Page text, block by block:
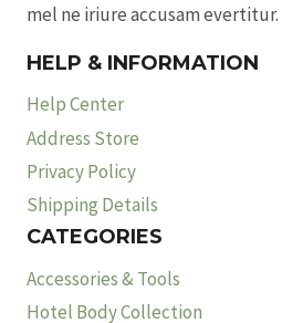
mel ne iriure accusam evertitur.
HELP & INFORMATION
Help Center
Address Store
Privacy Policy
Shipping Details
CATEGORIES
Accessories & Tools
Hotel Body Collection